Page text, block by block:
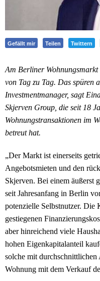
Gefällt mir Teilen Twittern
Am Berliner Wohnungsmarkt
von Tag zu Tag. Das spüren
Investmentmanager, sagt
Skjerven Group, die seit 18
Wohnungstransaktionen im
betreut hat.
„Der Markt ist einerseits
Angebotsmieten und den
Skjerven. Bei einem äußerst
seit Jahresanfang in Berlin
potenzielle Selbstnutzer. Die
gestiegenen
aber hinreichend viele
hohen Eigenkapitalanteil
solche mit
Wohnung mit dem Verkauf